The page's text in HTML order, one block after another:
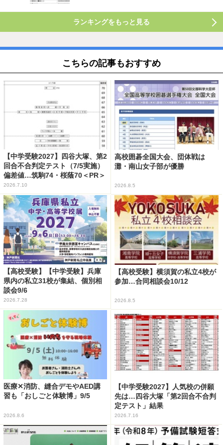
ランキングをもっと見る
こちらの記事もおすすめ
【中学受験2027】四谷大塚、第2
回合不合判定テスト（7/5実施）
偏差値…筑駒74・桜蔭70＜PR＞
2026.7.10
高校囲碁全国大会、団体戦は
灘・南山女子部が優勝
2026.8.5
【高校受験】【中学受験】兵庫
県内の私立31校が集結、個別相
談会9/6
2026.7.28
【高校受験】横須賀の私立4校が
参加…合同相談会10/12
2026.8.5
医療✕消防、縫合デモやAED講
習も「おしごと体験博」9/5
2026.8.6
【中学受験2027】人気校の併願
先は…四谷大塚「第2回合不合判
定テスト」結果
2026.7.16